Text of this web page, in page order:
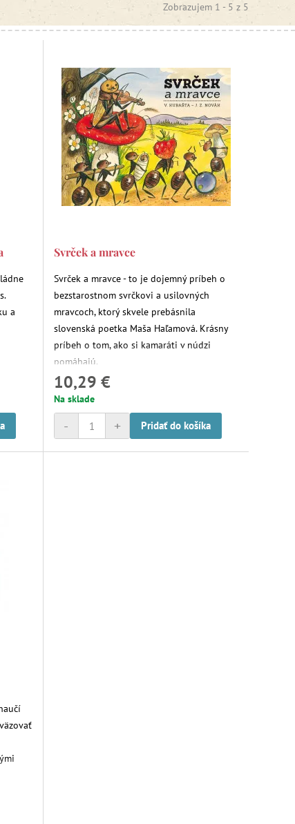
Zobrazujem 1 - 5 z 5
a
Svrček a mravce
Svrček a mravce - to je dojemný príbeh o
bezstarostnom svrčkovi a usilovných
mravcoch, ktorý skvele prebásnila
slovenská poetka Maša Haľamová. Krásny
príbeh o tom, ako si kamaráti v núdzi
pomáhajú.
10,29 €
Na sklade
+
- Pridať do košíka